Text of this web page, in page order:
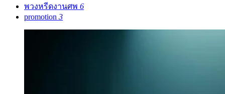
พวงหรีดงานศพ 6
promotion 3